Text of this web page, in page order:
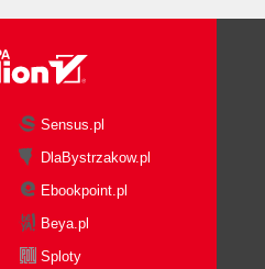
fizycznej (179)
(193)
fizycznej 802.11 FH PHY
fizycznej 802.11 DS PHY
Sensus.pl
DlaBystrzakow.pl
Ebookpoint.pl
Beya.pl
Sploty